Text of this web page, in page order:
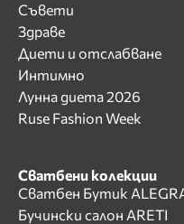
Съвети
Здраве
Диети и отслабване
Интимно
Лунна диета 2026
Ruse Fashion Week
Сватбени колекции
Сватбен Бутик
Бучински салон ARETI